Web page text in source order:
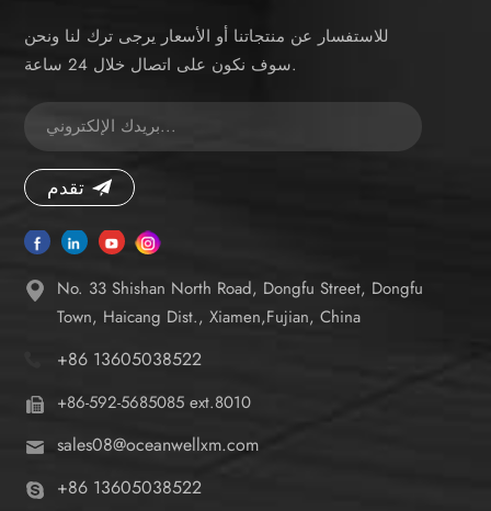
للاستفسار عن منتجاتنا أو الأسعار يرجى ترك لنا ونحن
سوف نكون على اتصال خلال 24 ساعة.
تقدم
No. 33 Shishan North Road, Dongfu Street, Dongfu
Town, Haicang Dist., Xiamen,Fujian, China
+86 13605038522
+86-592-5685085 ext.8010
sales08@oceanwellxm.com
+86 13605038522